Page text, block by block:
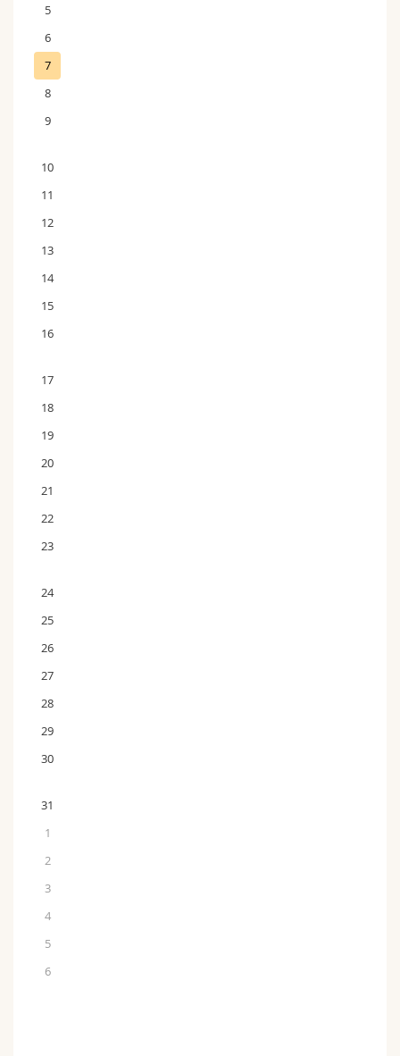
5
6
7
8
9
10
11
12
13
14
15
16
17
18
19
20
21
22
23
24
25
26
27
28
29
30
31
1
2
3
4
5
6